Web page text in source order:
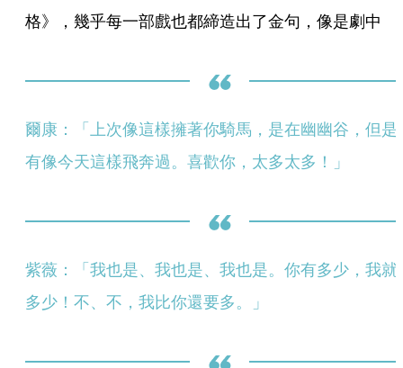
格》，幾乎每一部戲也都締造出了金句，像是劇中
爾康：「上次像這樣擁著你騎馬，是在幽幽谷，但是
有像今天這樣飛奔過。喜歡你，太多太多！」
紫薇：「我也是、我也是、我也是。你有多少，我就
多少！不、不，我比你還要多。」